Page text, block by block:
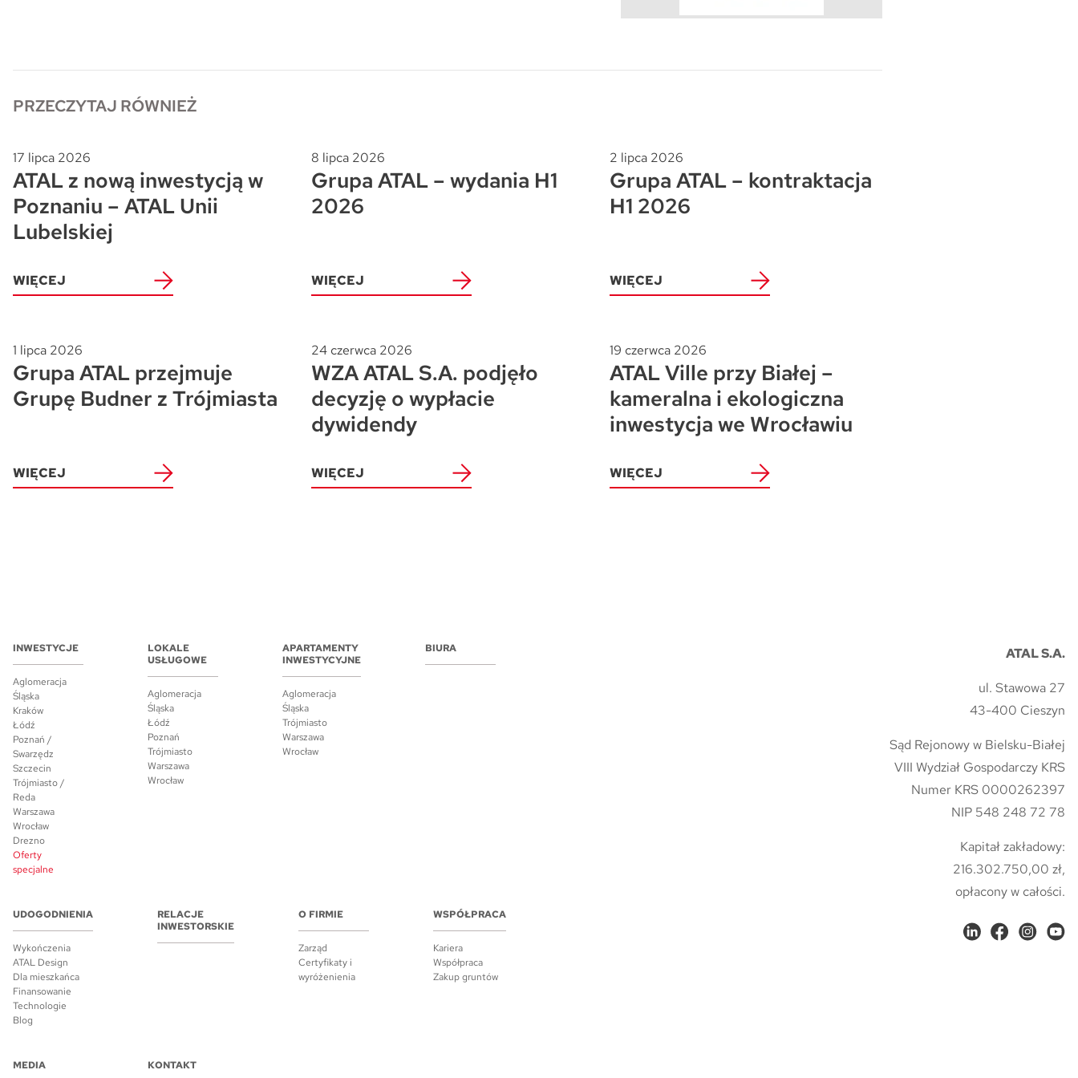
Reda
Wrocław
PRZECZYTAJ RÓWNIEŻ
17 lipca 2026
ATAL z nową inwestycją w
Poznaniu – ATAL Unii
Lubelskiej
WIĘCEJ
8 lipca 2026
Grupa ATAL – wydania H1
2026
WIĘCEJ
2 lipca 2026
Grupa ATAL – kontraktacja
H1 2026
WIĘCEJ
1 lipca 2026
Grupa ATAL przejmuje
Grupę Budner z Trójmiasta
WIĘCEJ
24 czerwca 2026
WZA ATAL S.A. podjęło
decyzję o wypłacie
dywidendy
WIĘCEJ
19 czerwca 2026
ATAL Ville przy Białej –
kameralna i ekologiczna
inwestycja we Wrocławiu
WIĘCEJ
INWESTYCJE
Aglomeracja
Śląska
Kraków
Łódź
Poznań /
Swarzędz
Szczecin
Trójmiasto /
Reda
Warszawa
Wrocław
Drezno
Oferty
specjalne
LOKALE
USŁUGOWE
Aglomeracja
Śląska
Łódź
Poznań
Trójmiasto
Warszawa
Wrocław
APARTAMENTY
INWESTYCYJNE
Aglomeracja
Śląska
Trójmiasto
Warszawa
Wrocław
BIURA
UDOGODNIENIA
Wykończenia
ATAL Design
Dla mieszkańca
Finansowanie
Technologie
Blog
RELACJE
INWESTORSKIE
O FIRMIE
Zarząd
Certyfikaty i
wyróżenienia
WSPÓŁPRACA
Kariera
Współpraca
Zakup gruntów
MEDIA KONTAKT
ATAL S.A.
ul. Stawowa 27
43-400 Cieszyn
Sąd Rejonowy w Bielsku-Białej
VIII Wydział Gospodarczy KRS
Numer KRS 0000262397
NIP 548 248 72 78
Kapitał zakładowy:
216.302.750,00 zł,
opłacony w całości.